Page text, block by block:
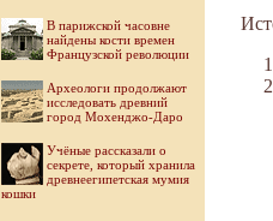
В парижской часовне
найдены кости времен
Французской революции
Археологи продолжают
исследовать древний
город Мохенджо-Даро
Учёные рассказали о
секрете, который хранила
древнеегипетская мумия
кошки